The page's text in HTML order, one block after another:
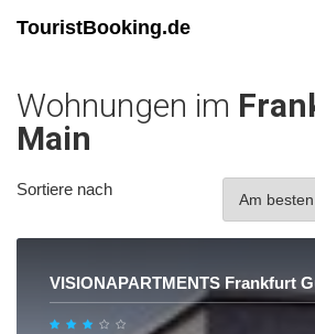
TouristBooking.de
Wohnungen im
Main
Sortiere nach
VISIONAPARTMENTS Frankfurt